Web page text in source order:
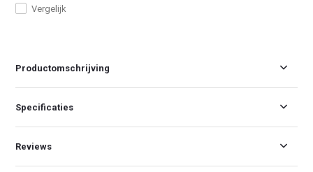
Vergelijk
Productomschrijving
Specificaties
Reviews